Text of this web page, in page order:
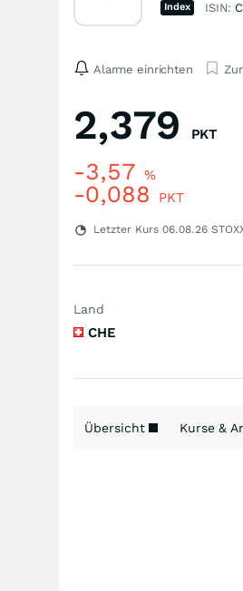
Index ISIN:
Alarme einrichten
2,379 PKT
-3,57 %
-0,088 PKT
Letzter Kurs 06.08.26
Land
CHE
Übersicht Kurse &